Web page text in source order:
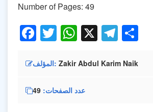
Number of Pages: 49
Facebook
Twitter
WhatsApp
X
المؤلف Zakir Abdul Karim Naik
عدد الصفحات 49